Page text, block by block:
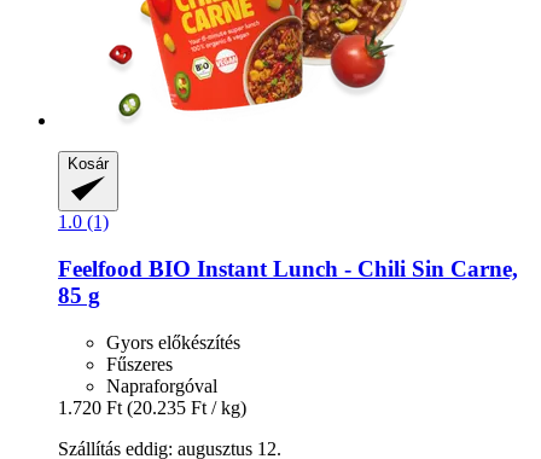
Kosár
1.0 (1)
Feelfood BIO Instant Lunch -​ Chili Sin Carne,
85 g
Gyors előkészítés
Fűszeres
Napraforgóval
1.720 Ft (20.235 Ft / kg)
Szállítás eddig: augusztus 12.